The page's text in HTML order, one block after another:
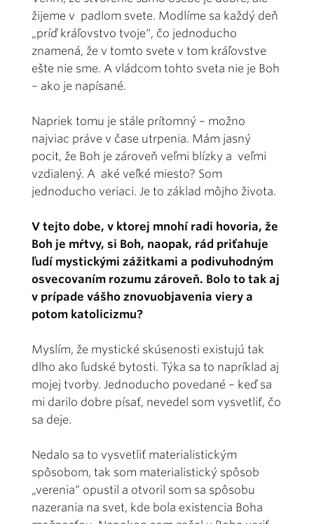
žijeme v padlom svete. Modlíme sa každý deň
„príď kráľovstvo tvoje“, čo jednoducho
znamená, že v tomto svete v tom kráľovstve
ešte nie sme. A vládcom tohto sveta nie je Boh
– ako je napísané.
Napriek tomu je stále prítomný – možno
najviac práve v čase utrpenia. Mám jasný
pocit, že Boh je zároveň veľmi blízky a veľmi
vzdialený. A aké veľké miesto? Som
jednoducho veriaci. Je to základ môjho života.
V tejto dobe, v ktorej mnohí radi hovoria, že
Boh je mŕtvy, si Boh, naopak, rád priťahuje
ľudí mystickými zážitkami a podivuhodným
osvecovaním rozumu zároveň. Bolo to tak aj
v prípade vášho znovuobjavenia viery a
potom katolicizmu?
Myslím, že mystické skúsenosti existujú tak
dlho ako ľudské bytosti. Týka sa to napríklad aj
mojej tvorby. Jednoducho povedané – keď sa
mi darilo dobre písať, nevedel som vysvetliť, čo
sa deje.
Nedalo sa to vysvetliť materialistickým
spôsobom, tak som materialistický spôsob
„verenia“ opustil a otvoril som sa spôsobu
nazerania na svet, kde bola existencia Boha